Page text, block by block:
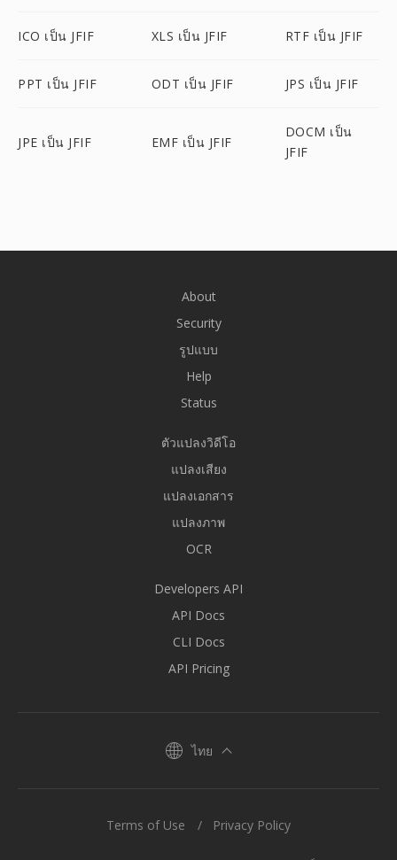
ICO เป็น JFIF XLS เป็น JFIF RTF เป็น JFIF
PPT เป็น JFIF ODT เป็น JFIF JPS เป็น JFIF
JPE เป็น JFIF EMF เป็น JFIF
DOCM เป็น
JFIF
About
Security
รูปแบบ
Help
Status
ตัวแปลงวิดีโอ
แปลงเสียง
แปลงเอกสาร
แปลงภาพ
OCR
Developers API
API Docs
CLI Docs
API Pricing
ไทย
Terms of Use Privacy Policy